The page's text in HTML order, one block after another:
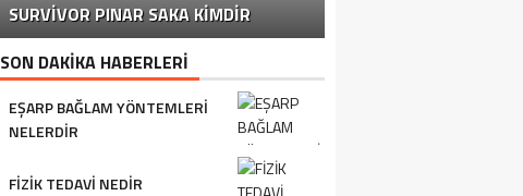
SURVIVOR PINAR SAKA KIMDIR
SON DAKİKA HABERLERİ
EŞARP BAĞLAM YÖNTEMLERI
NELERDIR
FIZIK TEDAVI NEDIR